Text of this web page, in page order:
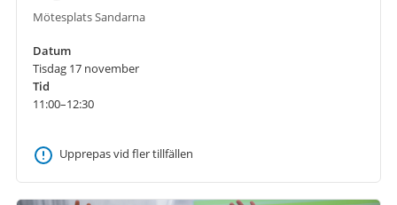
Mötesplats Sandarna
Datum
Tisdag 17 november
Tid
11:00–12:30
Upprepas vid fler tillfällen